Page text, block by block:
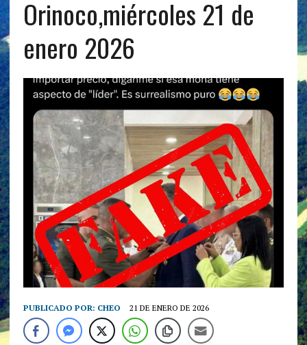
Orinoco,miércoles 21 de
enero 2026
PUBLICADO POR: CHEO 21 DE ENERO DE 2026